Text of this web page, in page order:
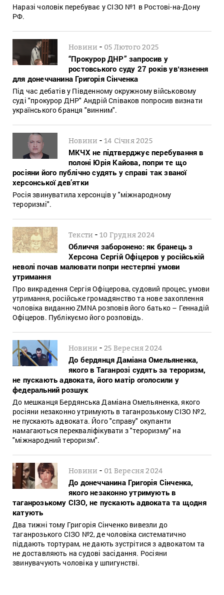
Наразі чоловік перебуває у СІЗО №1 в Ростові-на-Дону
РФ.
Новини - 05 Лютого 2025
“Прокурор ДНР” запросив у
ростовського суду 27 років увʼязнення
для донеччанина Григорія Сінченка
Під час дебатів у Південному окружному військовому
суді "прокурор ДНР" Андрій Співаков попросив визнати
українського бранця "винним".
Новини -14 Січня 2025
МКЧХ не підтверджує перебування в
полоні Юрія Кайова, попри те що
росіяни його публічно судять у справі так званої
херсонської дев’ятки
Росія звинуватила херсонців у "міжнародному
тероризмі".
Тексти -10 Грудня 2024
Обличчя заборонено: як бранець з
Херсона Сергій Офіцеров у російській
неволі почав малювати попри нестерпні умови
утримання
Про викрадення Сергія Офіцерова, судовий процес, умови
утримання, російське громадянство та нове захоплення
чоловіка виданню ZMNA розповів його батько – Геннадій
Офіцеров. Публікуємо його розповідь.
Новини -25 Вересня 2024
До бердянця Даміана Омельяненка,
якого в Таганрозі судять за тероризм,
не пускають адвоката, його матір оголосили у
федеральний розшук
До мешканця Бердянська Даміана Омельяненка, якого
росіяни незаконно утримують в таганрозькому СІЗО №2,
не пускають адвоката. Його "справу" окупанти
намагаються перекваліфікувати з "тероризму" на
"міжнародний тероризм".
Новини - 01 Вересня 2024
До донеччанина Григорія Сінченка,
якого незаконно утримують в
таганрозькому СІЗО, не пускають адвоката та щодня
катують
Два тижні тому Григорія Сінченко вивезли до
таганрозького СІЗО №2, де чоловіка систематично
піддають тортурам, не дають зустрітися з адвокатом та
не доставляють на судові засідання. Росіяни
звинувачують чоловіка у шпигунстві.